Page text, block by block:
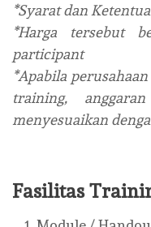
*Syarat dan
*Harga tersebut
participant
*Apabila
training,
menyesuaikan
Fasilitas